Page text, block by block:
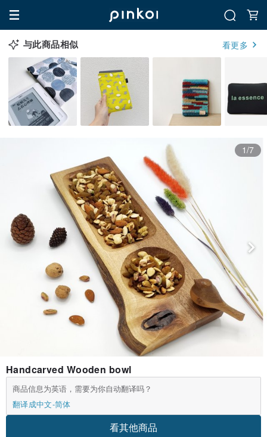
与此商品相似 看更多
1/7
Handcarved Wooden bowl
商品信息为英语，需要为你自动翻译吗？
翻译成中文-简体
看其他商品